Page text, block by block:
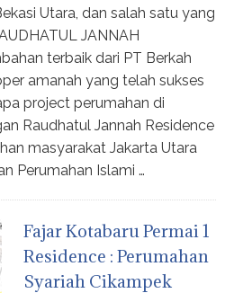
Utara, dan salah satu yang
JANNAH
terbaik dari PT Berkah
amanah yang telah sukses
project perumahan di
Raudhatul Jannah Residence
masyarakat Jakarta Utara
Perumahan Islami …
Fajar Kotabaru Permai 1
Residence : Perumahan
Syariah Cikampek